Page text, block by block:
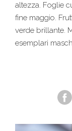
altezza. Foglie
fine maggio.
verde brillante.
esemplari